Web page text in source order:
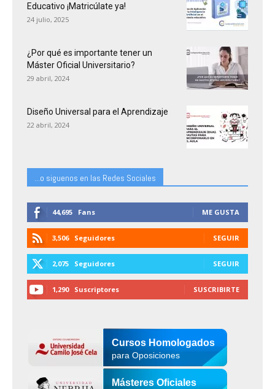
Educativo ¡Matricúlate ya!
24 julio, 2025
¿Por qué es importante tener un
Máster Oficial Universitario?
29 abril, 2024
Diseño Universal para el Aprendizaje
22 abril, 2024
...o siguenos en las Redes Sociales
44,695 Fans ME GUSTA
3,506 Seguidores SEGUIR
2,075 Seguidores SEGUIR
1,290 Suscriptores SUSCRIBIRTE
Cursos Homologados
para Oposiciones
Másteres Oficiales